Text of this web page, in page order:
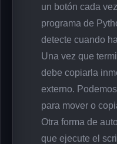
un botón cada
programa de
detecte cuando
Una vez que
debe copiarla
externo.
para mover o
Otra forma de
que ejecute el